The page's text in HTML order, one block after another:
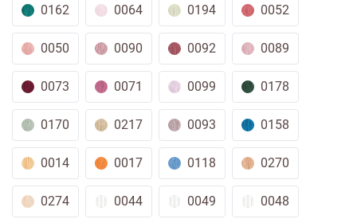
0162 0064 0194 0052
0050 0090 0092 0089
0073 0071 0099 0178
0170 0217 0093 0158
0014 0017 0118 0270
0274 0044 0049 0048